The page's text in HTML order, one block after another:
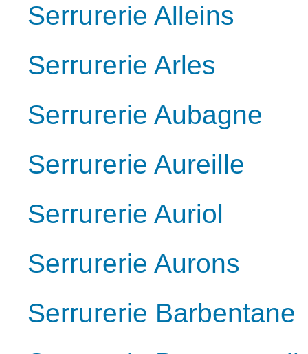
Serrurerie Alleins
Serrurerie Arles
Serrurerie Aubagne
Serrurerie Aureille
Serrurerie Auriol
Serrurerie Aurons
Serrurerie Barbentane